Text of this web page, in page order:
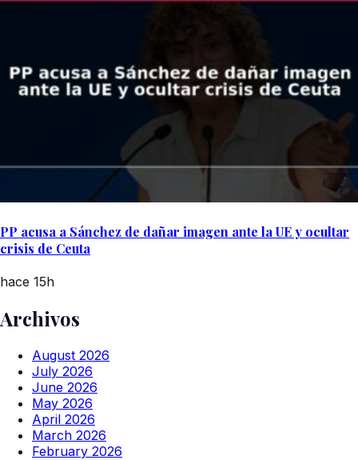
PP acusa a Sánchez de dañar imagen ante la UE y ocultar
crisis de Ceuta
hace 15h
Archivos
August 2026
July 2026
June 2026
May 2026
April 2026
March 2026
February 2026